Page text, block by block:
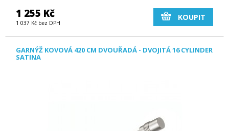
1 255 Kč
1 037 Kč bez DPH
KOUPIT
GARNÝŽ KOVOVÁ 420 CM DVOUŘADÁ - DVOJITÁ 16 CYLINDER
SATINA